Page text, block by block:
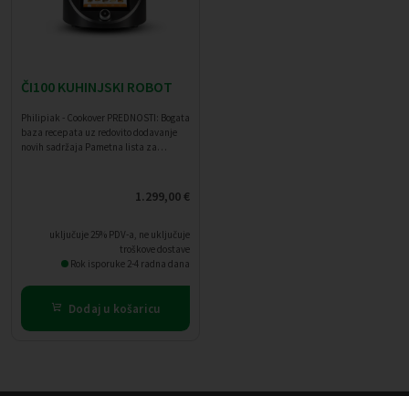
ČI100 KUHINJSKI ROBOT
Philipiak - Cookover PREDNOSTI: Bogata
baza recepata uz redovito dodavanje
novih sadržaja Pametna lista za
Philipiak Home i veliki zaslon u boji
osjetljiv na dodir Zapremnina posude
za 5-6 osoba Snaga motora 1,5-1,8 kW
(1500 - 1800W), prikladna i za
profesionalnu upotrebu Besplatan
1.299,00€
uključuje 25% PDV-a, ne uključuje
troškove dostave
Rok isporuke 2-4 radna dana
Dodaj u košaricu